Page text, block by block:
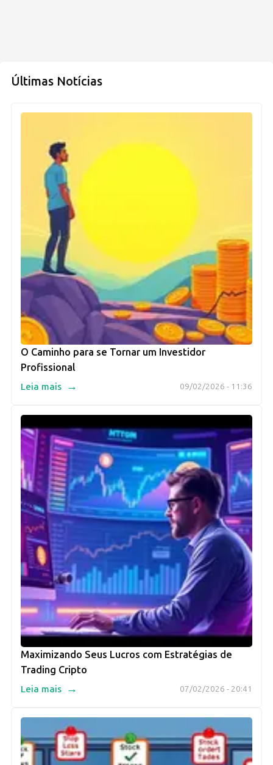
Últimas Notícias
O Caminho para se Tornar um Investidor
Profissional
09/02/2026 - 11:36
Leia mais →
Maximizando Seus Lucros com Estratégias de
Trading Cripto
07/02/2026 - 20:41
Leia mais →